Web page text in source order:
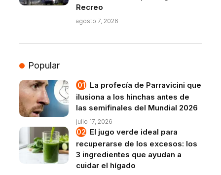
Recreo
agosto 7, 2026
Popular
La profecía de Parravicini que
ilusiona a los hinchas antes de
las semifinales del Mundial 2026
julio 17, 2026
El jugo verde ideal para
recuperarse de los excesos: los
3 ingredientes que ayudan a
cuidar el hígado